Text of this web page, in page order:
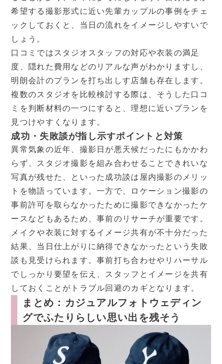
希望する撮影形式に近い先輩カップルの事例をチェ
ックしておくと、当日の流れをイメージしやすいで
しょう。
口コミではスタジオスタッフの対応や衣装の満足
度、隠れた費用などのリアルな声がわかりますし、
明朗会計のプランを打ち出しす店舗も存在します。
複数のスタジオを比較検討する際は、そうした口コ
ミを判断材料の一つにすると、理想に近いプランを
見つけやすくなります。
成功・失敗談が指し示すポイントと対策
異常気象の近年、撮影日が悪天候だったにもかかわ
らず、スタジオ撮影を組み合わせることできれいな
写真が残せた、といった成功談は屋内撮影のメリッ
トを物語っています。一方で、ロケーション撮影の
事前許可を取らなかったために撮影できなかったケ
ースなどもあるため、事前のリサーチが重要です。
メイクや衣装に対するイメージ共有が不十分だった
結果、当日仕上がりに納得できなかったという失敗
談も見受けられます。事前打ち合わせやリハーサル
でしっかり要望を伝え、スタッフとイメージを共有
しておくことがトラブル回避のカギとなります。
まとめ：カジュアルフォトウェディン
グでふたりらしい思い出を残そう